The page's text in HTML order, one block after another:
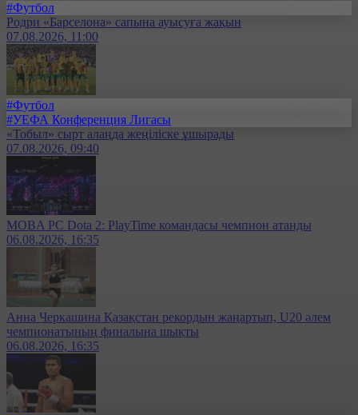
#Футбол
Родри «Барселона» сапына ауысуға жақын
07.08.2026, 11:00
#Футбол
#УЕФА Конференция Лигасы
«Тобыл» сырт алаңда жеңіліске ұшырады
07.08.2026, 09:40
MOBA PC Dota 2: PlayTime командасы чемпион атанды
06.08.2026, 16:35
Анна Черкашина Қазақстан рекордын жаңартып, U20 әлем
чемпионатының финалына шықты
06.08.2026, 16:35